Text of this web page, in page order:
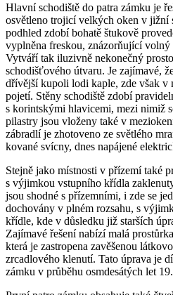
Hlavní schodiště do patra zámku je
osvětleno trojicí velkých oken v jižní
podhled zdobí bohatě štukově
vyplněna freskou, znázorňující
Vytváří tak iluzivně nekonečný
schodišťového útvaru. Je zajímavé,
dřívější kupoli lodi kaple, zde však v
pojetí. Stěny schodiště zdobí
s korintskými hlavicemi, mezi nimiž
pilastry jsou vloženy také v
zábradlí je zhotoveno ze světlého
kované svícny, dnes napájené
Stejně jako místnosti v přízemí také
s výjimkou vstupního křídla
jsou shodné s přízemními, i zde se
dochovány v plném rozsahu, s
křídle, kde v důsledku již starších
Zajímavé řešení nabízí malá
která je zastropena zavěšenou
zrcadlového klenutí. Tato úprava je
zámku v průběhu osmdesátých let